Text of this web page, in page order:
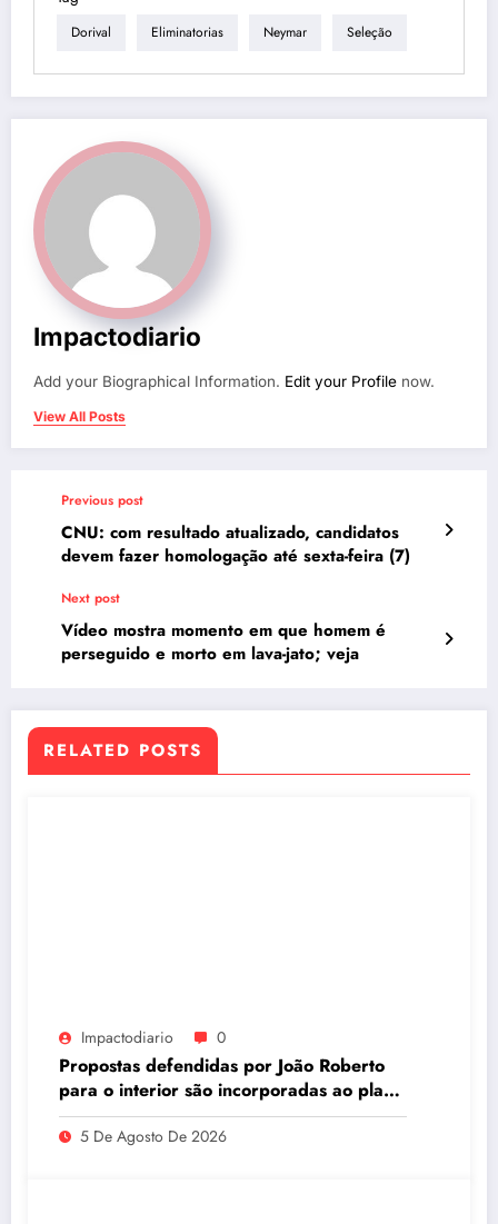
Dorival Eliminatorias Neymar Seleção
Impactodiario
Add your Biographical Information. Edit your Profile now.
View All Posts
Previous post
CNU: com resultado atualizado, candidatos
devem fazer homologação até sexta-feira (7)
Next post
Vídeo mostra momento em que homem é
perseguido e morto em lava-jato; veja
RELATED POSTS
Impactodiario 0
Propostas defendidas por João Roberto
para o interior são incorporadas ao plano
de governo de David Almeida
5 De Agosto De 2026